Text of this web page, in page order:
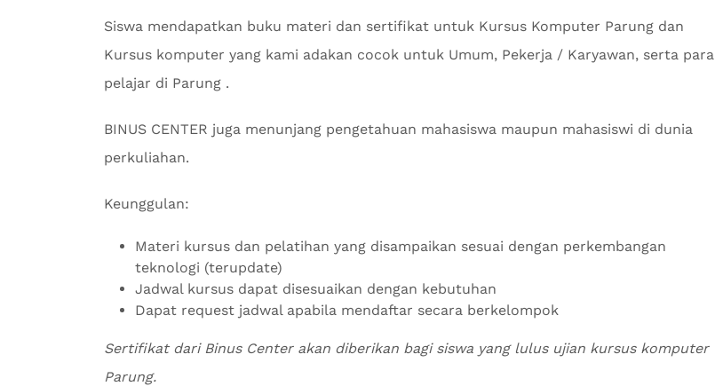
Siswa mendapatkan buku materi dan sertifikat untuk Kursus Komputer Parung dan
Kursus komputer yang kami adakan cocok untuk Umum, Pekerja / Karyawan, serta para
pelajar di Parung .
BINUS CENTER juga menunjang pengetahuan mahasiswa maupun mahasiswi di dunia
perkuliahan.
Keunggulan:
Materi kursus dan pelatihan yang disampaikan sesuai dengan perkembangan
teknologi (terupdate)
Jadwal kursus dapat disesuaikan dengan kebutuhan
Dapat request jadwal apabila mendaftar secara berkelompok
Sertifikat dari Binus Center akan diberikan bagi siswa yang lulus ujian kursus komputer
Parung.